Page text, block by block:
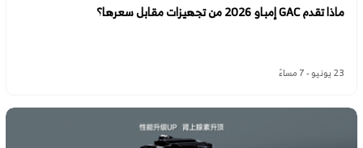
ماذا تقدم GAC إمباو 2026 من تجهيزات مقابل سعرها؟
23 يونيو - 7 مساءً